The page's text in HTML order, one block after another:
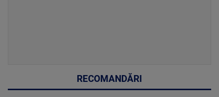
RECOMANDĂRI